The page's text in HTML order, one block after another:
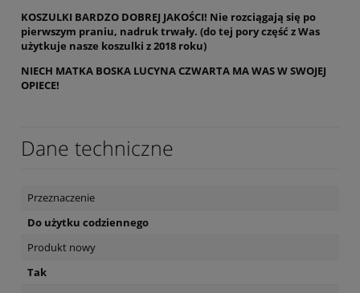
KOSZULKI BARDZO DOBREJ JAKOŚCI! Nie rozciągają się po
pierwszym praniu, nadruk trwały. (do tej pory część z Was
użytkuje nasze koszulki z 2018 roku)
NIECH MATKA BOSKA LUCYNA CZWARTA MA WAS W SWOJEJ
OPIECE!
Dane techniczne
Przeznaczenie
Do użytku codziennego
Produkt nowy
Tak